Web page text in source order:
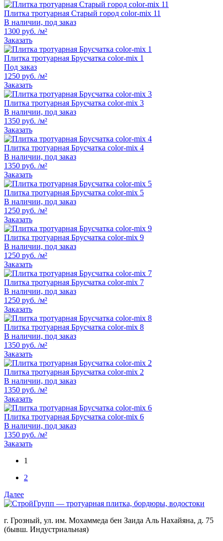
Плитка тротуарная Старый город color-mix 11
В наличии, под заказ
1300 руб. /м²
Заказать
Плитка тротуарная Брусчатка color-mix 1
Под заказ
1250 руб. /м²
Заказать
Плитка тротуарная Брусчатка color-mix 3
В наличии, под заказ
1350 руб. /м²
Заказать
Плитка тротуарная Брусчатка color-mix 4
В наличии, под заказ
1350 руб. /м²
Заказать
Плитка тротуарная Брусчатка color-mix 5
В наличии, под заказ
1250 руб. /м²
Заказать
Плитка тротуарная Брусчатка color-mix 9
В наличии, под заказ
1250 руб. /м²
Заказать
Плитка тротуарная Брусчатка color-mix 7
В наличии, под заказ
1250 руб. /м²
Заказать
Плитка тротуарная Брусчатка color-mix 8
В наличии, под заказ
1350 руб. /м²
Заказать
Плитка тротуарная Брусчатка color-mix 2
В наличии, под заказ
1350 руб. /м²
Заказать
Плитка тротуарная Брусчатка color-mix 6
В наличии, под заказ
1350 руб. /м²
Заказать
1
2
Далее
г. Грозный, ул. им. Мохаммеда бен Заида Аль Нахайяна, д. 75
(бывш. Индустриальная)